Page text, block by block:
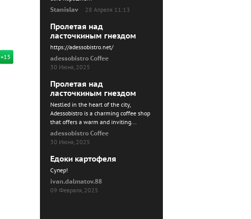
+15
Stanislav
28 Апреля 11:13
Пролетая над
ласточкиным гнездом
https://adessobistro.net/
adessobistro Coffee
30 Июня, 2025
Пролетая над
ласточкиным гнездом
Nestled in the heart of the city,
Adessobistro is a charming coffee shop
that offers a warm and inviting...
adessobistro Coffee
30 Июня, 2025
Едоки картофеля
Cупер!
ivan.dalmatov.88
09 Февраля, 2025